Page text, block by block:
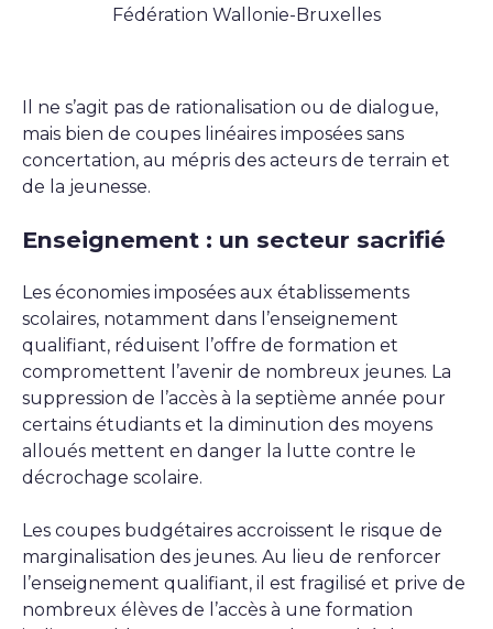
Fédération Wallonie-Bruxelles
Il ne s’agit pas de rationalisation ou de dialogue,
mais bien de coupes linéaires imposées sans
concertation, au mépris des acteurs de terrain et
de la jeunesse.
Enseignement : un secteur sacrifié
Les économies imposées aux établissements
scolaires, notamment dans l’enseignement
qualifiant, réduisent l’offre de formation et
compromettent l’avenir de nombreux jeunes. La
suppression de l’accès à la septième année pour
certains étudiants et la diminution des moyens
alloués mettent en danger la lutte contre le
décrochage scolaire.
Les coupes budgétaires accroissent le risque de
marginalisation des jeunes. Au lieu de renforcer
l’enseignement qualifiant, il est fragilisé et prive de
nombreux élèves de l’accès à une formation